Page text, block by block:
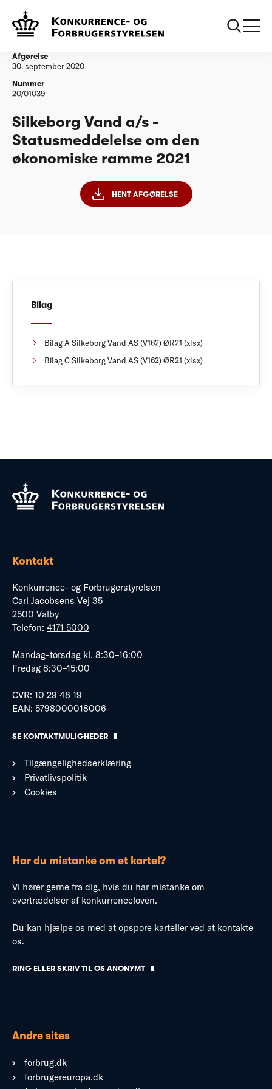
Vandtilsyn
økonomiske ramme 2021
Afgørelse
30. september 2020
Nummer
20/01039
Silkeborg Vand a/s -
Statusmeddelelse om den
økonomiske ramme 2021
HENT AFGØRELSE
Bilag
Bilag A Silkeborg Vand AS (V162) ØR21 (xlsx)
Bilag C Silkeborg Vand AS (V162) ØR21 (xlsx)
Kontakt
Konkurrence- og Forbrugerstyrelsen
Carl Jacobsens Vej 35
2500 Valby
Telefon: 4171 5000
Mandag–torsdag kl. 8:30–16:00
Fredag 8:30–15:00
CVR: 10 29 48 19
EAN: 5798000018006
SE KONTAKTMULIGHEDER
Tilgængelighedserklæring
Privatlivspolitik
Cookies
Har du mistanke om et kartel?
Vi hører gerne fra dig, hvis du har mistanke om
overtrædelser af konkurrenceloven.
Du kan hjælpe os med at opspore karteller ved at kontakte
os.
RING ELLER SKRIV TIL OS ANONYMT
Andre sites
forbrug.dk
forbrugereuropa.dk